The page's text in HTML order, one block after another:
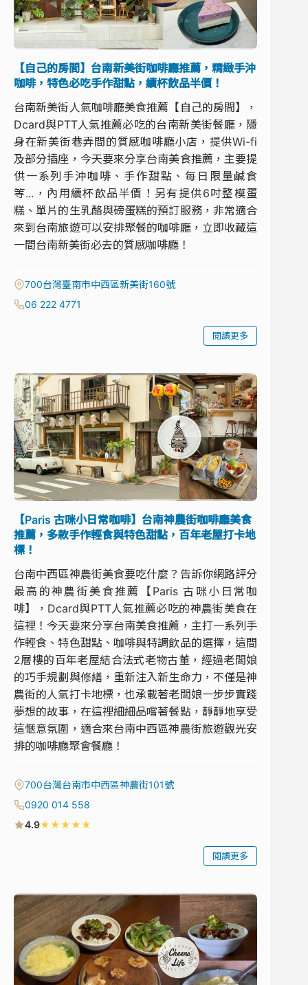
【自己的房間】台南新美街咖啡廳推薦，精緻手沖
咖啡，特色必吃手作甜點，續杯飲品半價！
台南新美街人氣咖啡廳美食推薦【自己的房間】，
Dcard與PTT人氣推薦必吃的台南新美街餐廳，隱
身在新美街巷弄間的質感咖啡廳小店，提供Wi-fi
及部分插座，今天要來分享台南美食推薦，主要提
供一系列手沖咖啡、手作甜點、每日限量鹹食
等...，內用續杯飲品半價！另有提供6吋整模蛋
糕、單片的生乳酪與磅蛋糕的預訂服務，非常適合
來到台南旅遊可以安排聚餐的咖啡廳，立即收藏這
一間台南新美街必去的質感咖啡廳！
700台灣臺南市中西區新美街160號
06 222 4771
閱讀更多
【Paris 古咪小日常咖啡】台南神農街咖啡廳美食
推薦，多款手作輕食與特色甜點，百年老屋打卡地
標！
台南中西區神農街美食要吃什麼？告訴你網路評分
最高的神農街美食推薦【Paris 古咪小日常咖
啡】，Dcard與PTT人氣推薦必吃的神農街美食在
這裡！今天要來分享台南美食推薦，主打一系列手
作輕食、特色甜點、咖啡與特調飲品的選擇，這間
2層樓的百年老屋結合法式老物古董，經過老闆娘
的巧手規劃與修繕，重新注入新生命力，不僅是神
農街的人氣打卡地標，也承載著老闆娘一步步實踐
夢想的故事，在這裡細細品嚐著餐點，靜靜地享受
這愜意氛圍，適合來台南中西區神農街旅遊觀光安
排的咖啡廳聚會餐廳！
700台灣台南市中西區神農街101號
0920 014 558
4.9★★★★★
閱讀更多